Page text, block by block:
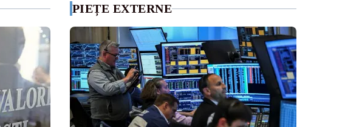
PIEȚE EXTERNE